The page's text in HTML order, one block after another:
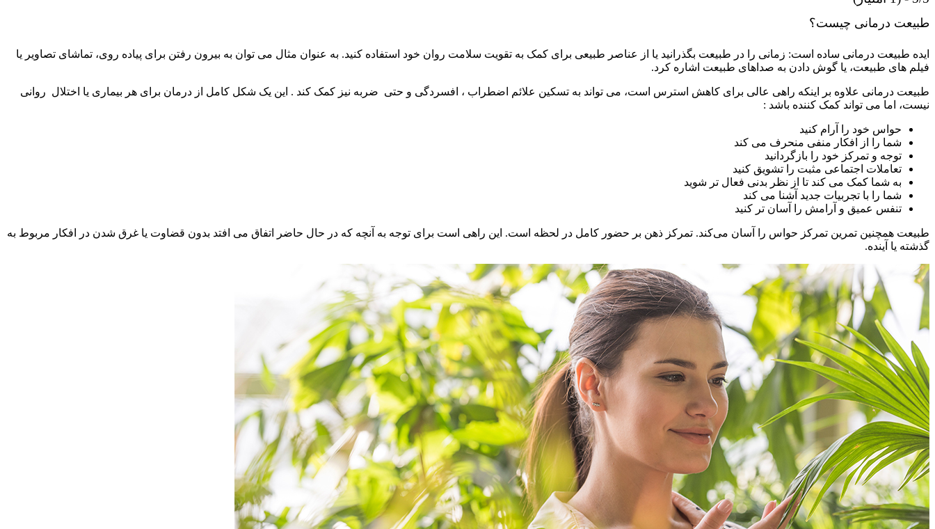
طبیعت درمانی چیست؟
ایده طبیعت درمانی ساده است: زمانی را در طبیعت بگذرانید یا از عناصر طبیعی برای کمک به تقویت سلامت روان خود استفاده کنید. به عنوان مثال می توان به بیرون رفتن برای پیاده روی، تماشای تصاویر یا
فیلم های طبیعت، یا گوش دادن به صداهای طبیعت اشاره کرد.
طبیعت درمانی علاوه بر اینکه راهی عالی برای کاهش استرس است، می تواند به تسکین علائم اضطراب ، افسردگی و حتی ضربه نیز کمک کند . این یک شکل کامل از درمان برای هر بیماری یا اختلال روانی
نیست، اما می تواند کمک کننده باشد :
حواس خود را آرام کنید
شما را از افکار منفی منحرف می کند
توجه و تمرکز خود را بازگردانید
تعاملات اجتماعی مثبت را تشویق کنید
به شما کمک می کند تا از نظر بدنی فعال تر شوید
شما را با تجربیات جدید آشنا می کند
تنفس عمیق و آرامش را آسان تر کنید
طبیعت همچنین تمرین تمرکز حواس را آسان می‌کند. تمرکز ذهن بر حضور کامل در لحظه است. این راهی است برای توجه به آنچه که در حال حاضر اتفاق می افتد بدون قضاوت یا غرق شدن در افکار مربوط به
گذشته یا آینده.